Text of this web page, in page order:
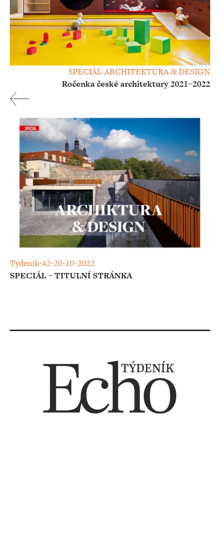
SPECIÁL ARCHITEKTURA & DESIGN
Ročenka české architektury 2021–2022
Týdeník-42-20-10-2022
SPECIÁL – TITULNÍ STRÁNKA